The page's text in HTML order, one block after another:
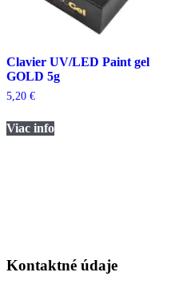
Clavier UV/LED Paint gel
GOLD 5g
5,20 €
Viac info
Kontaktné údaje